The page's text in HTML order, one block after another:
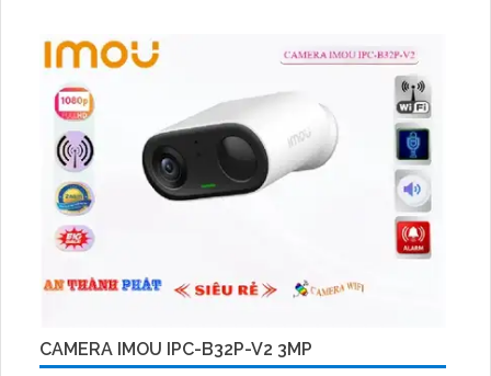
Được trang bị công nghệ IP POE, không bị giảm chất
lượng giúp giữ hình ảnh rõ nét
CAMERA IMOU IPC-B32P-V2 3MP